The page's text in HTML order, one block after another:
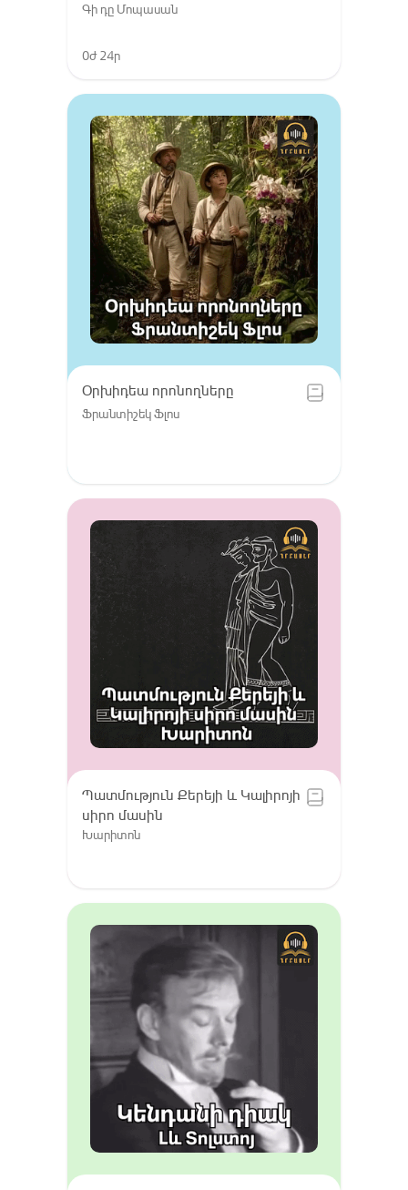
Գի դը Մոպասան
0ժ 24ր
Օրխիդեա որոնողները
Ֆրանտիշեկ Ֆլոս
Պատմություն Քերեյի և Կալիրոյի
սիրո մասին
Խարիտոն